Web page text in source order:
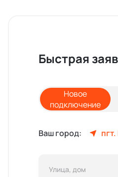
Быстрая
Новое
подключение
Ваш город: